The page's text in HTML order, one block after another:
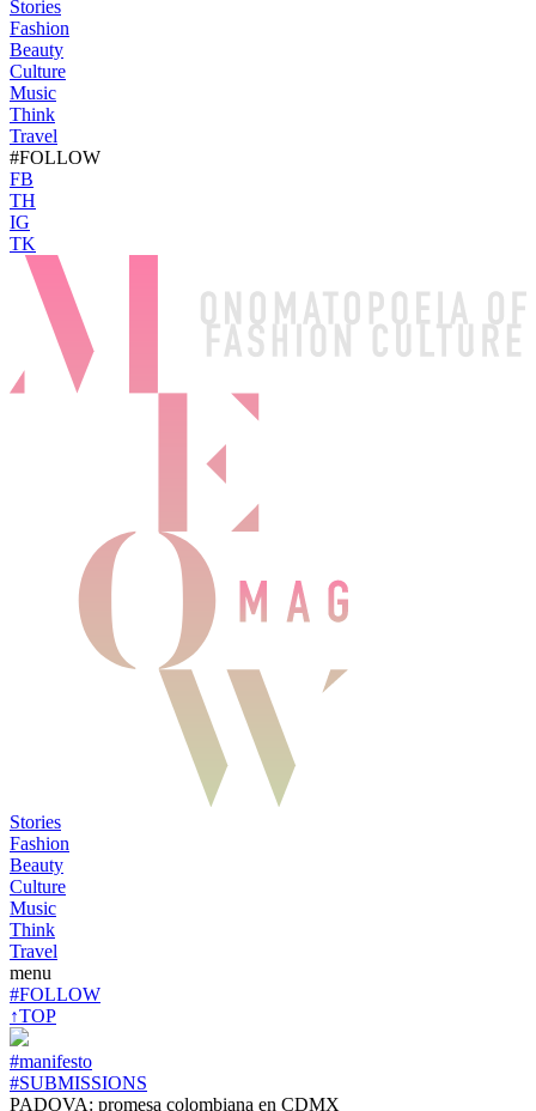
Stories
Fashion
Beauty
Culture
Music
Think
Travel
#FOLLOW
FB
TH
IG
TK
Stories
Fashion
Beauty
Culture
Music
Think
Travel
menu
#FOLLOW
↑TOP
#manifesto
#SUBMISSIONS
PADOVA: promesa colombiana en CDMX